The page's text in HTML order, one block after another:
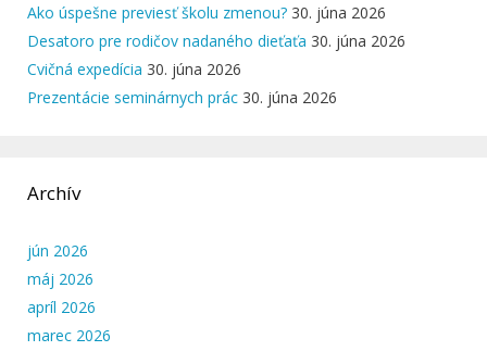
Ako úspešne previesť školu zmenou? 30. júna 2026
Desatoro pre rodičov nadaného dieťaťa 30. júna 2026
Cvičná expedícia 30. júna 2026
Prezentácie seminárnych prác 30. júna 2026
Archív
jún 2026
máj 2026
apríl 2026
marec 2026